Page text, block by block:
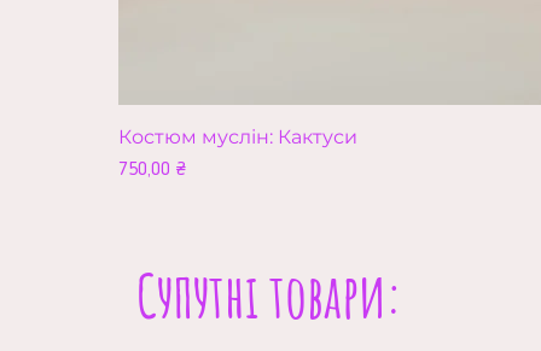
Костюм муслін: Кактуси
Ціна
750,00 ₴
Супутні товари: